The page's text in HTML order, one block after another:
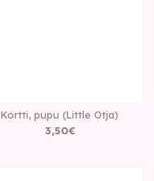
Kortti, pupu (Little Otja)
3,50€